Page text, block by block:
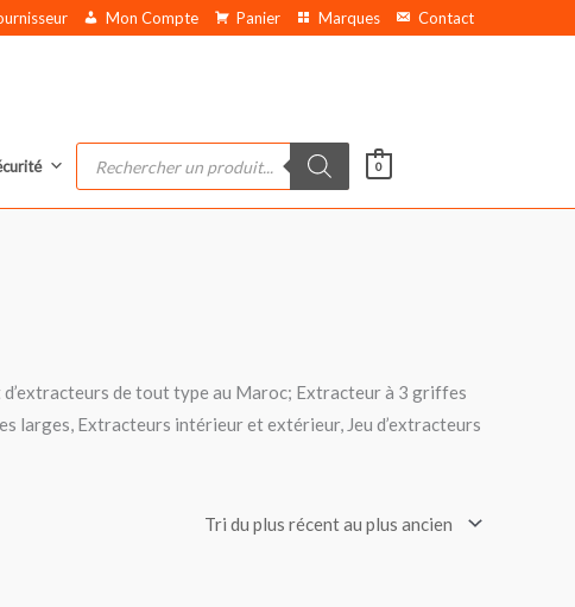
Mon Compte Panier Marques Contact
Recherche
produits
0
de tout type au Maroc; Extracteur à 3 griffes
larges, Extracteurs intérieur et extérieur, Jeu d’extracteurs